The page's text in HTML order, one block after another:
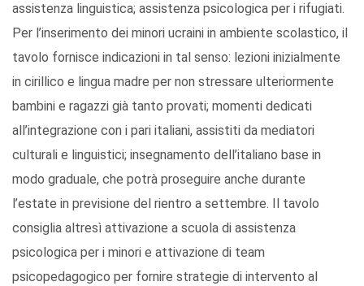
assistenza linguistica; assistenza psicologica per i rifugiati.
Per l’inserimento dei minori ucraini in ambiente scolastico, il
tavolo fornisce indicazioni in tal senso: lezioni inizialmente
in cirillico e lingua madre per non stressare ulteriormente
bambini e ragazzi già tanto provati; momenti dedicati
all’integrazione con i pari italiani, assistiti da mediatori
culturali e linguistici; insegnamento dell’italiano base in
modo graduale, che potrà proseguire anche durante
l’estate in previsione del rientro a settembre. Il tavolo
consiglia altresì attivazione a scuola di assistenza
psicologica per i minori e attivazione di team
psicopedagogico per fornire strategie di intervento al